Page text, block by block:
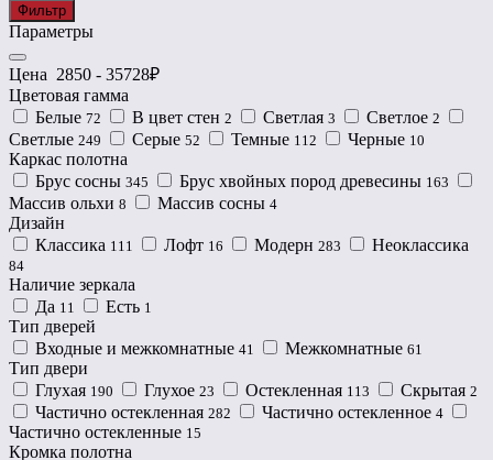
Фильтр
Параметры
Цена 2850 - 35728₽
Цветовая гамма
Белые 72 В цвет стен 2 Светлая 3 Светлое 2
Светлые 249 Серые 52 Темные 112 Черные 10
Каркас полотна
Брус сосны 345 Брус хвойных пород древесины 163
Массив ольхи 8 Массив сосны 4
Дизайн
Классика 111 Лофт 16 Модерн 283 Неоклассика
84
Наличие зеркала
Да 11 Есть 1
Тип дверей
Входные и межкомнатные 41 Межкомнатные 61
Тип двери
Глухая 190 Глухое 23 Остекленная 113 Скрытая 2
Частично остекленная 282 Частично остекленное 4
Частично остекленные 15
Кромка полотна